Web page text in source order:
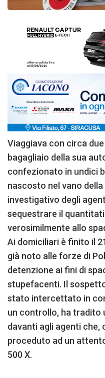
Viaggiava con circa
bagagliaio della sua
confezionato in undici
nascosto nel vano
investigativo degli
sequestrare il
verosimilmente allo
Ai domiciliari è finito il
già noto alle forze di
detenzione ai fini di
stupefacenti. Il
stato intercettato in
un controllo, ha tradito
davanti agli agenti che,
proceduto ad un
500 X.